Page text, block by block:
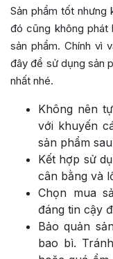
Sản phẩm tốt nhưng
đó cũng không phát
sản phẩm. Chính vì
đây để sử dụng sản
nhất nhé.
Không nên
với khuyến
sản phẩm
Kết hợp sử
cân bằng và
Chọn mua
đáng tin cậy
Bảo quản
bao bì.